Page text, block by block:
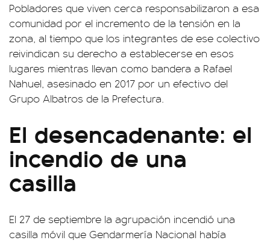
Pobladores que viven cerca responsabilizaron a esa
comunidad por el incremento de la tensión en la
zona, al tiempo que los integrantes de ese colectivo
reivindican su derecho a establecerse en esos
lugares mientras llevan como bandera a Rafael
Nahuel, asesinado en 2017 por un efectivo del
Grupo Albatros de la Prefectura.
El desencadenante: el
incendio de una
casilla
El 27 de septiembre la agrupación incendió una
casilla móvil que Gendarmería Nacional había